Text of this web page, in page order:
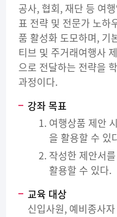
공사, 협회, 재단 등 여
표 전략 및 전문가 노하
품 활성화 도모하며, 기
티브 및 주거래여행사
으로 전달하는 전략을
과정이다.
강좌 목표
여행상품 제안
을 활용할 수 있
작성한 제안서
활용할 수 있다.
교육 대상
신입사원, 예비종사자